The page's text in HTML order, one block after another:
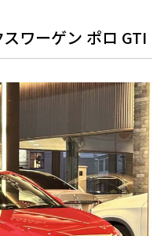
ワーゲン ポロ GTI